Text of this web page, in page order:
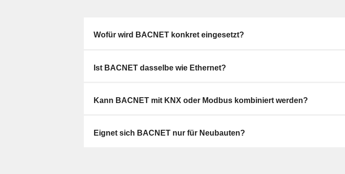
Wofür wird BACNET konkret eingesetzt?
Ist BACNET dasselbe wie Ethernet?
Kann BACNET mit KNX oder Modbus kombiniert werden?
Eignet sich BACNET nur für Neubauten?